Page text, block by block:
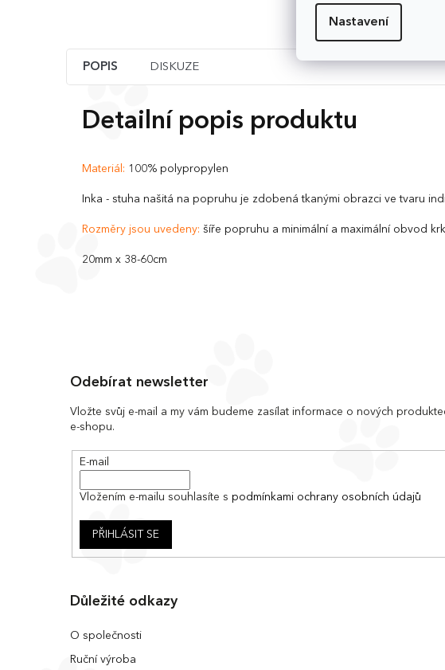
Nastavení
POPIS DISKUZE
Detailní popis produktu
Materiál: 100% polypropylen
Inka - stuha našitá na popruhu je zdobená tkanými obrazci ve tvaru
Rozměry jsou uvedeny: šíře popruhu a minimální a maximální obvod
20mm x 38-60cm
Odebírat newsletter
Vložte svůj e-mail a my vám budeme zasílat informace o nových
e-shopu.
E-mail
Vložením e-mailu souhlasíte s podmínkami ochrany osobních údajů
PŘIHLÁSIT SE
Důležité odkazy
O společnosti
Ruční výroba